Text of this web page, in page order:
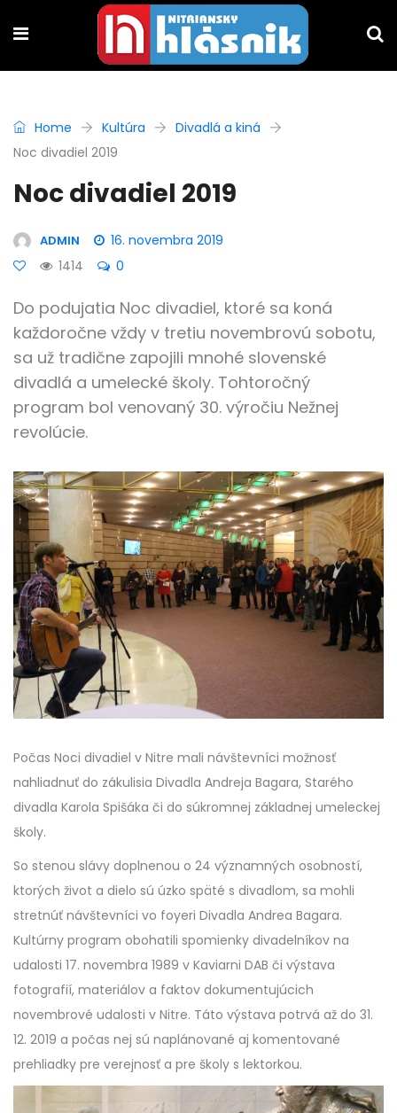
Home Kultúra
Divadlá a kiná
Noc divadiel 2019
Noc divadiel 2019
ADMIN
16. novembra 2019
1414
0
Do podujatia Noc divadiel, ktoré sa koná
každoročne vždy v tretiu novembrovú sobotu,
sa už tradične zapojili mnohé slovenské
divadlá a umelecké školy. Tohtoročný
program bol venovaný 30. výročiu Nežnej
revolúcie.
Počas Noci divadiel v Nitre mali návštevníci možnosť
nahliadnuť do zákulisia Divadla Andreja Bagara, Starého
divadla Karola Spišáka či do súkromnej základnej umeleckej
školy.
So stenou slávy doplnenou o 24 významných osobností,
ktorých život a dielo sú úzko späté s divadlom, sa mohli
stretnúť návštevníci vo foyeri Divadla Andrea Bagara.
Kultúrny program obohatili spomienky divadelníkov na
udalosti 17. novembra 1989 v Kaviarni DAB či výstava
fotografií, materiálov a faktov dokumentujúcich
novembrové udalosti v Nitre. Táto výstava potrvá až do 31.
12. 2019 a počas nej sú naplánované aj komentované
prehliadky pre verejnosť a pre školy s lektorkou.